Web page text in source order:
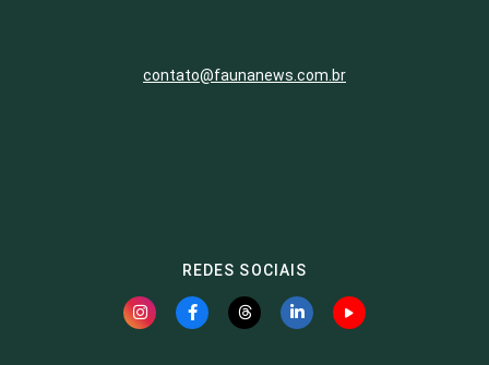
contato@faunanews.com.br
REDES SOCIAIS